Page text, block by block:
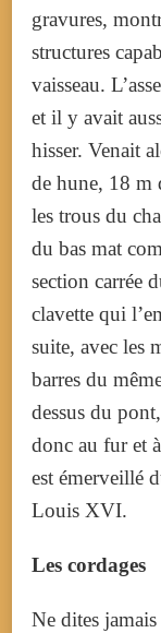
gravures,
structures
vaisseau.
et il y avait
hisser. Venait
de hune, 18 m
les trous du
du bas mat
section carrée
clavette qui
suite, avec les
barres du
dessus du
donc au fur et
est émerveillé
Louis XVI.
Les cordages
Ne dites